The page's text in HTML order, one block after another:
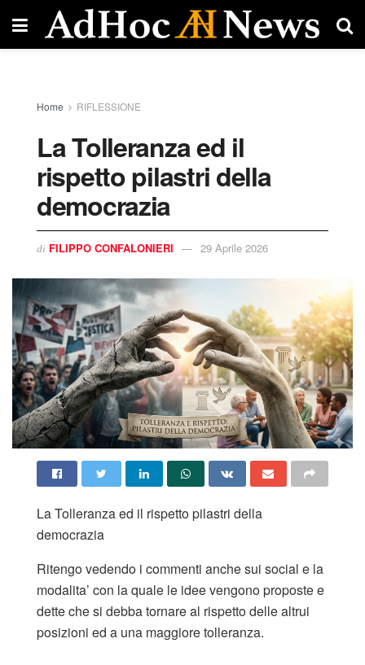
Home RIFLESSIONE
La Tolleranza ed il
rispetto pilastri della
democrazia
di FILIPPO CONFALONIERI 29 Aprile 2026
La Tolleranza ed il rispetto pilastri della
democrazia
Ritengo vedendo i commenti anche sui social e la
modalita’ con la quale le idee vengono proposte e
dette che si debba tornare al rispetto delle altrui
posizioni ed a una maggiore tolleranza.